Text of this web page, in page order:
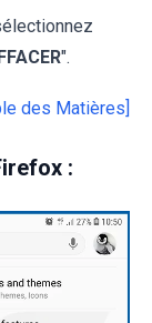
".
des Matières]
: